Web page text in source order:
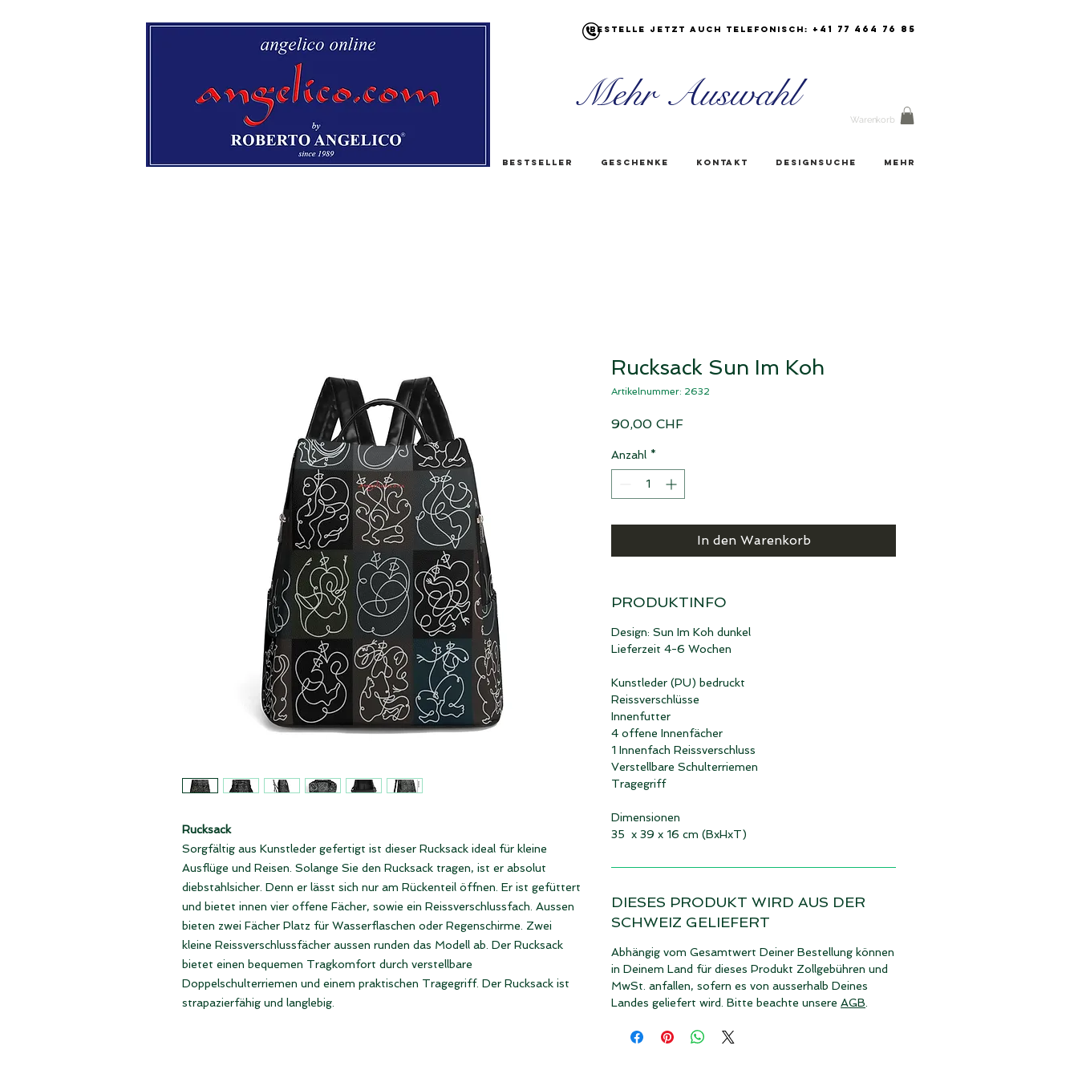
Bestelle jetzt auch Telefonisch: +41 77 464 76 85
Warenkorb
Mehr Auswahl
Bestseller Geschenke Kontakt Designsuche Mehr
Rucksack
Sorgfältig aus Kunstleder gefertigt ist dieser Rucksack ideal für kleine
Ausflüge und Reisen. Solange Sie den Rucksack tragen, ist er absolut
diebstahlsicher. Denn er lässt sich nur am Rückenteil öffnen. Er ist gefüttert
und bietet innen vier offene Fächer, sowie ein Reissverschlussfach. Aussen
bieten zwei Fächer Platz für Wasserflaschen oder Regenschirme. Zwei
kleine Reissverschlussfächer aussen runden das Modell ab. Der Rucksack
bietet einen bequemen Tragkomfort durch verstellbare
Doppelschulterriemen und einem praktischen Tragegriff. Der Rucksack ist
strapazierfähig und langlebig.
Rucksack Sun Im Koh
Artikelnummer: 2632
90,00 CHFPreis
Anzahl *
In den Warenkorb
PRODUKTINFO
Design: Sun Im Koh dunkel
Lieferzeit 4-6 Wochen
Kunstleder (PU) bedruckt
Reissverschlüsse
Innenfutter
4 offene Innenfächer
1 Innenfach Reissverschluss
Verstellbare Schulterriemen
Tragegriff
Dimensionen
35 x 39 x 16 cm (BxHxT)
DIESES PRODUKT WIRD AUS DER
SCHWEIZ GELIEFERT
Abhängig vom Gesamtwert Deiner Bestellung können
in Deinem Land für dieses Produkt Zollgebühren und
MwSt. anfallen, sofern es von ausserhalb Deines
Landes geliefert wird. Bitte beachte unsere AGB